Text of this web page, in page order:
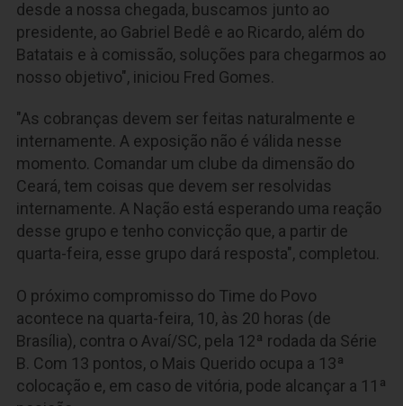
desde a nossa chegada, buscamos junto ao
presidente, ao Gabriel Bedê e ao Ricardo, além do
Batatais e à comissão, soluções para chegarmos ao
nosso objetivo", iniciou Fred Gomes.
"As cobranças devem ser feitas naturalmente e
internamente. A exposição não é válida nesse
momento. Comandar um clube da dimensão do
Ceará, tem coisas que devem ser resolvidas
internamente. A Nação está esperando uma reação
desse grupo e tenho convicção que, a partir de
quarta-feira, esse grupo dará resposta", completou.
O próximo compromisso do Time do Povo
acontece na quarta-feira, 10, às 20 horas (de
Brasília), contra o Avaí/SC, pela 12ª rodada da Série
B. Com 13 pontos, o Mais Querido ocupa a 13ª
colocação e, em caso de vitória, pode alcançar a 11ª